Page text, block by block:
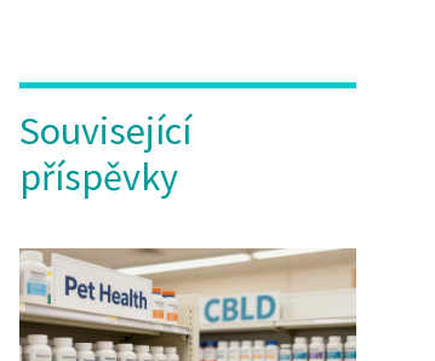
Související
příspěvky